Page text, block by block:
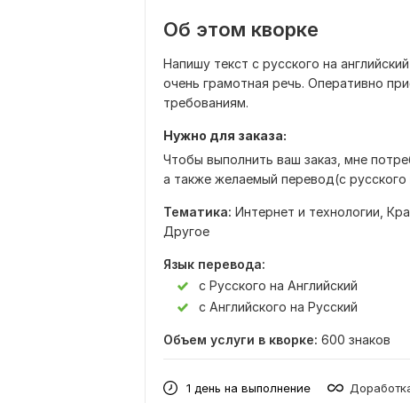
Об этом кворке
Напишу текст с русского на
очень грамотная речь. Оперативно
требованиям.
Нужно для заказа:
Чтобы выполнить ваш заказ, мне
а также желаемый перевод(с русского
Тематика: Интернет и технологии,
Другое
Язык перевода:
с Русского на Английский
с Английского на Русский
Объем услуги в кворке: 600 знаков
1 день на выполнение